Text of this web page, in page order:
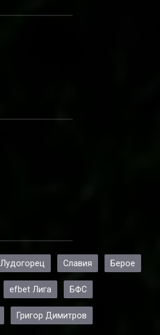
Лудогорец Славия Берое
efbet Лига БФС
Григор Димитров